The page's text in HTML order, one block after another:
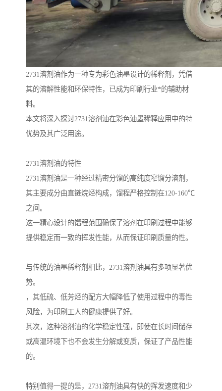
2731溶剂油作为一种专为彩色油墨设计的稀释剂，凭借
其的溶解性能和环保特性，已成为印刷行业*的辅助材
料。
本文将深入探讨2731溶剂油在彩色油墨稀释应用中的特
优势及其广泛用途。
2731溶剂油的特性
2731溶剂油是一种经过精密分馏的高纯度窄馏分溶剂，
其主要成分由直链烷烃构成，馏程严格控制在120-160℃
之间。
这一精心设计的馏程范围确保了溶剂在印刷过程中能够
提供稳定而一致的挥发性能，从而保证印刷质量的性。
与传统的油墨稀释剂相比，2731溶剂油具有多项显著优
势。
，其低硫、低芳烃的配方大幅降低了使用过程中的毒性
风险，为印刷工人的健康提供了好。
其次，这种溶剂油的化学稳定性强，即使在长时间储存
或高温环境下也不会发生分解或变质，保证了产品性能
的。
特别值得一提的是，2731溶剂油具有快的挥发速度和少